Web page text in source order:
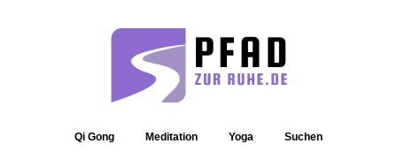
Qi Gong Meditation Yoga Suchen